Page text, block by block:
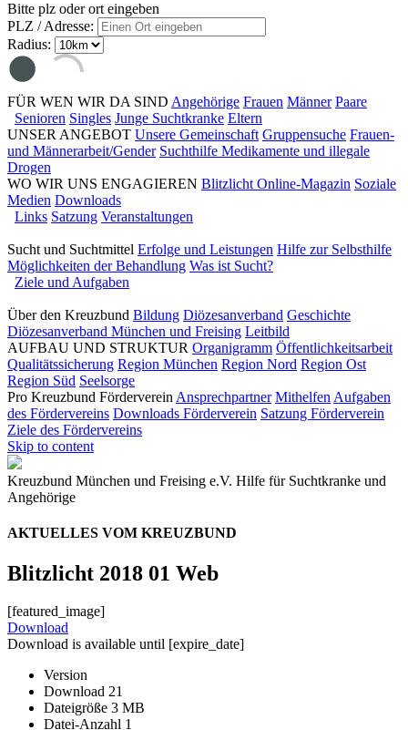
Bitte plz oder ort eingeben
PLZ / Adresse:
Radius:
FÜR WEN WIR DA SIND Angehörige Frauen Männer Paare
Senioren Singles Junge Suchtkranke Eltern
UNSER ANGEBOT Unsere Gemeinschaft Gruppensuche Frauen-
und Männerarbeit/Gender Suchthilfe Medikamente und illegale
Drogen
WO WIR UNS ENGAGIEREN Blitzlicht Online-Magazin Soziale
Medien Downloads
Links Satzung Veranstaltungen
Sucht und Suchtmittel Erfolge und Leistungen Hilfe zur Selbsthilfe
Möglichkeiten der Behandlung Was ist Sucht?
Ziele und Aufgaben
Über den Kreuzbund Bildung Diözesanverband Geschichte
Diözesanverband München und Freising Leitbild
AUFBAU UND STRUKTUR Organigramm Öffentlichkeitsarbeit
Qualitätssicherung Region München Region Nord Region Ost
Region Süd Seelsorge
Pro Kreuzbund Förderverein Ansprechpartner Mithelfen Aufgaben
des Fördervereins Downloads Förderverein Satzung Förderverein
Ziele des Fördervereins
Skip to content
Kreuzbund München und Freising e.V. Hilfe für Suchtkranke und
Angehörige
AKTUELLES VOM KREUZBUND
Blitzlicht 2018 01 Web
[featured_image]
Download
Download is available until [expire_date]
Version
Download 21
Dateigröße 3 MB
Datei-Anzahl 1